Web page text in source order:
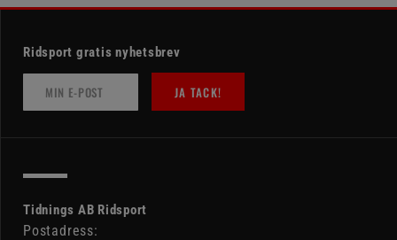
Ridsport gratis nyhetsbrev
JA TACK!
Tidnings AB Ridsport
Postadress: